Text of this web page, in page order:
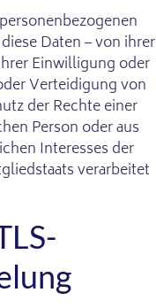
Daten – von ihrer
Einwilligung oder
Verteidigung von
der Rechte einer
Person oder aus
Interesses der
verarbeitet